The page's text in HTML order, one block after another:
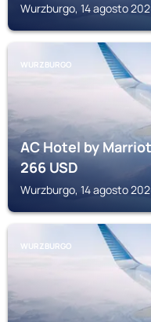
Wurzburgo, 14 agosto
WURZBURGO
AC Hotel by
266USD
Wurzburgo, 14 agosto
WURZBURGO